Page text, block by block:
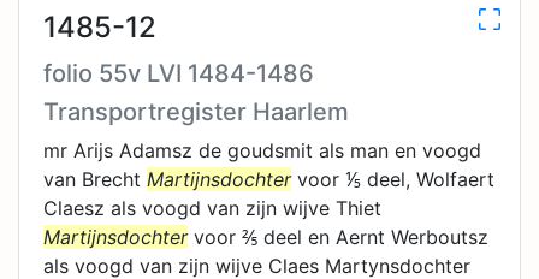
1485-12
folio 55v LVI 1484-1486
Transportregister Haarlem
mr Arijs Adamsz de goudsmit als man en voogd
van Brecht Martijnsdochtervoor ⅕ deel, Wolfaert
Claesz als voogd van zijn wijve Thiet
Martijnsdochtervoor ⅖ deel en Aernt Werboutsz
als voogd van zijn wijve Claes Martynsdochter